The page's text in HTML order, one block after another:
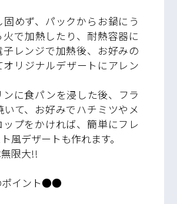
固めず、パックからお鍋にう
火で加熱したり、耐熱容器に
子レンジで加熱後、お好みの
オリジナルデザートにアレン
ンに食パンを浸した後、フラ
いて、お好みでハチミツやメ
ップをかければ、簡単にフレ
風デザートも作れます。
限大!!
イント●●